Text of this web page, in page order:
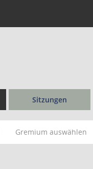
Sitzungen
Gremium auswählen